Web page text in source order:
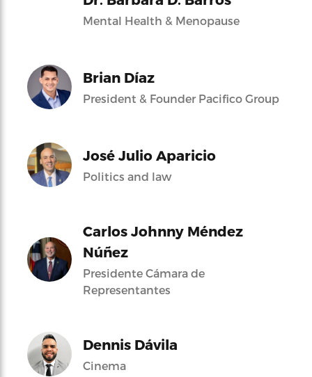
Mental Health & Menopause
Brian Díaz
President & Founder Pacifico Group
José Julio Aparicio
Politics and law
Carlos Johnny Méndez
Núñez
Presidente Cámara de
Representantes
Dennis Dávila
Cinema